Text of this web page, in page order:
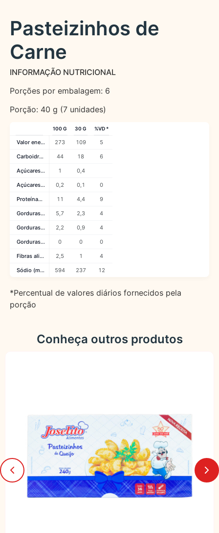
Pasteizinhos de
Carne
INFORMAÇÃO NUTRICIONAL
Porções por embalagem: 6
Porção: 40 g (7 unidades)
100 G 30 G %VD *
Valor energético (kcal) 273 109 5
Carboidratos (g) 44 18 6
Açúcares totais (g) 1 0,4
Açúcares adicionados (g) 0,2 0,1 0
Proteínas (g) 11 4,4 9
Gorduras totais (g) 5,7 2,3 4
Gorduras saturadas (g) 2,2 0,9 4
Gorduras trans (g) 0 0 0
Fibras alimentares (g) 2,5 1 4
Sódio (mg) 594 237 12
*Percentual de valores diários fornecidos pela
porção
Conheça outros produtos